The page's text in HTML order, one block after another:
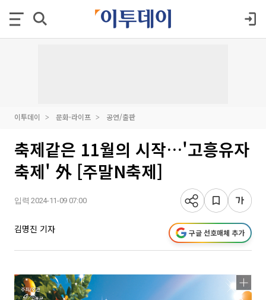
이투데이 문화·라이프 공연/출판
축제같은 11월의 시작…'고흥유자
축제' 外 [주말N축제]
입력 2024-11-09 07:00
김명진 기자 구글 선호매체 추가